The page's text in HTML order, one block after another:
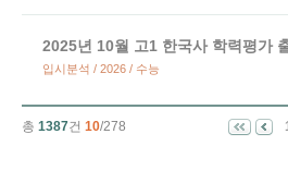
2025년 10월 고1 한국사 학력평가
입시분석 / 2026 / 수능
총 1387건 10/278